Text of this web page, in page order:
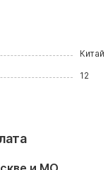
Китай
12